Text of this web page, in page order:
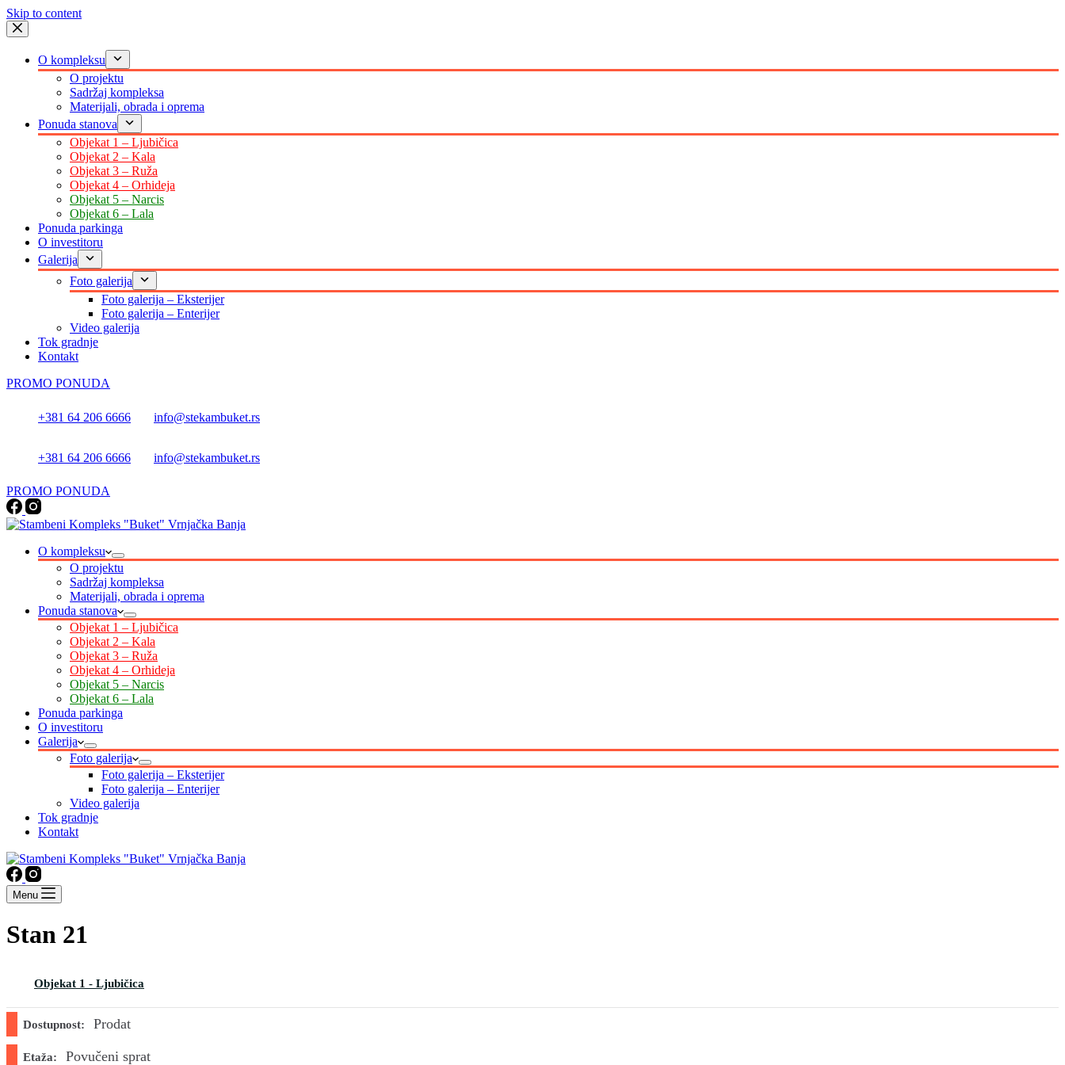
Skip to content
O kompleksu
O projektu
Sadržaj kompleksa
Materijali, obrada i oprema
Ponuda stanova
Objekat 1 – Ljubičica
Objekat 2 – Kala
Objekat 3 – Ruža
Objekat 4 – Orhideja
Objekat 5 – Narcis
Objekat 6 – Lala
Ponuda parkinga
O investitoru
Galerija
Foto galerija
Foto galerija – Eksterijer
Foto galerija – Enterijer
Video galerija
Tok gradnje
Kontakt
PROMO PONUDA
+381 64 206 6666 info@stekambuket.rs
+381 64 206 6666 info@stekambuket.rs
PROMO PONUDA
O kompleksu
O projektu
Sadržaj kompleksa
Materijali, obrada i oprema
Ponuda stanova
Objekat 1 – Ljubičica
Objekat 2 – Kala
Objekat 3 – Ruža
Objekat 4 – Orhideja
Objekat 5 – Narcis
Objekat 6 – Lala
Ponuda parkinga
O investitoru
Galerija
Foto galerija
Foto galerija – Eksterijer
Foto galerija – Enterijer
Video galerija
Tok gradnje
Kontakt
Menu
Stan 21
Objekat 1 - Ljubičica
Dostupnost: Prodat
Etaža: Povučeni sprat